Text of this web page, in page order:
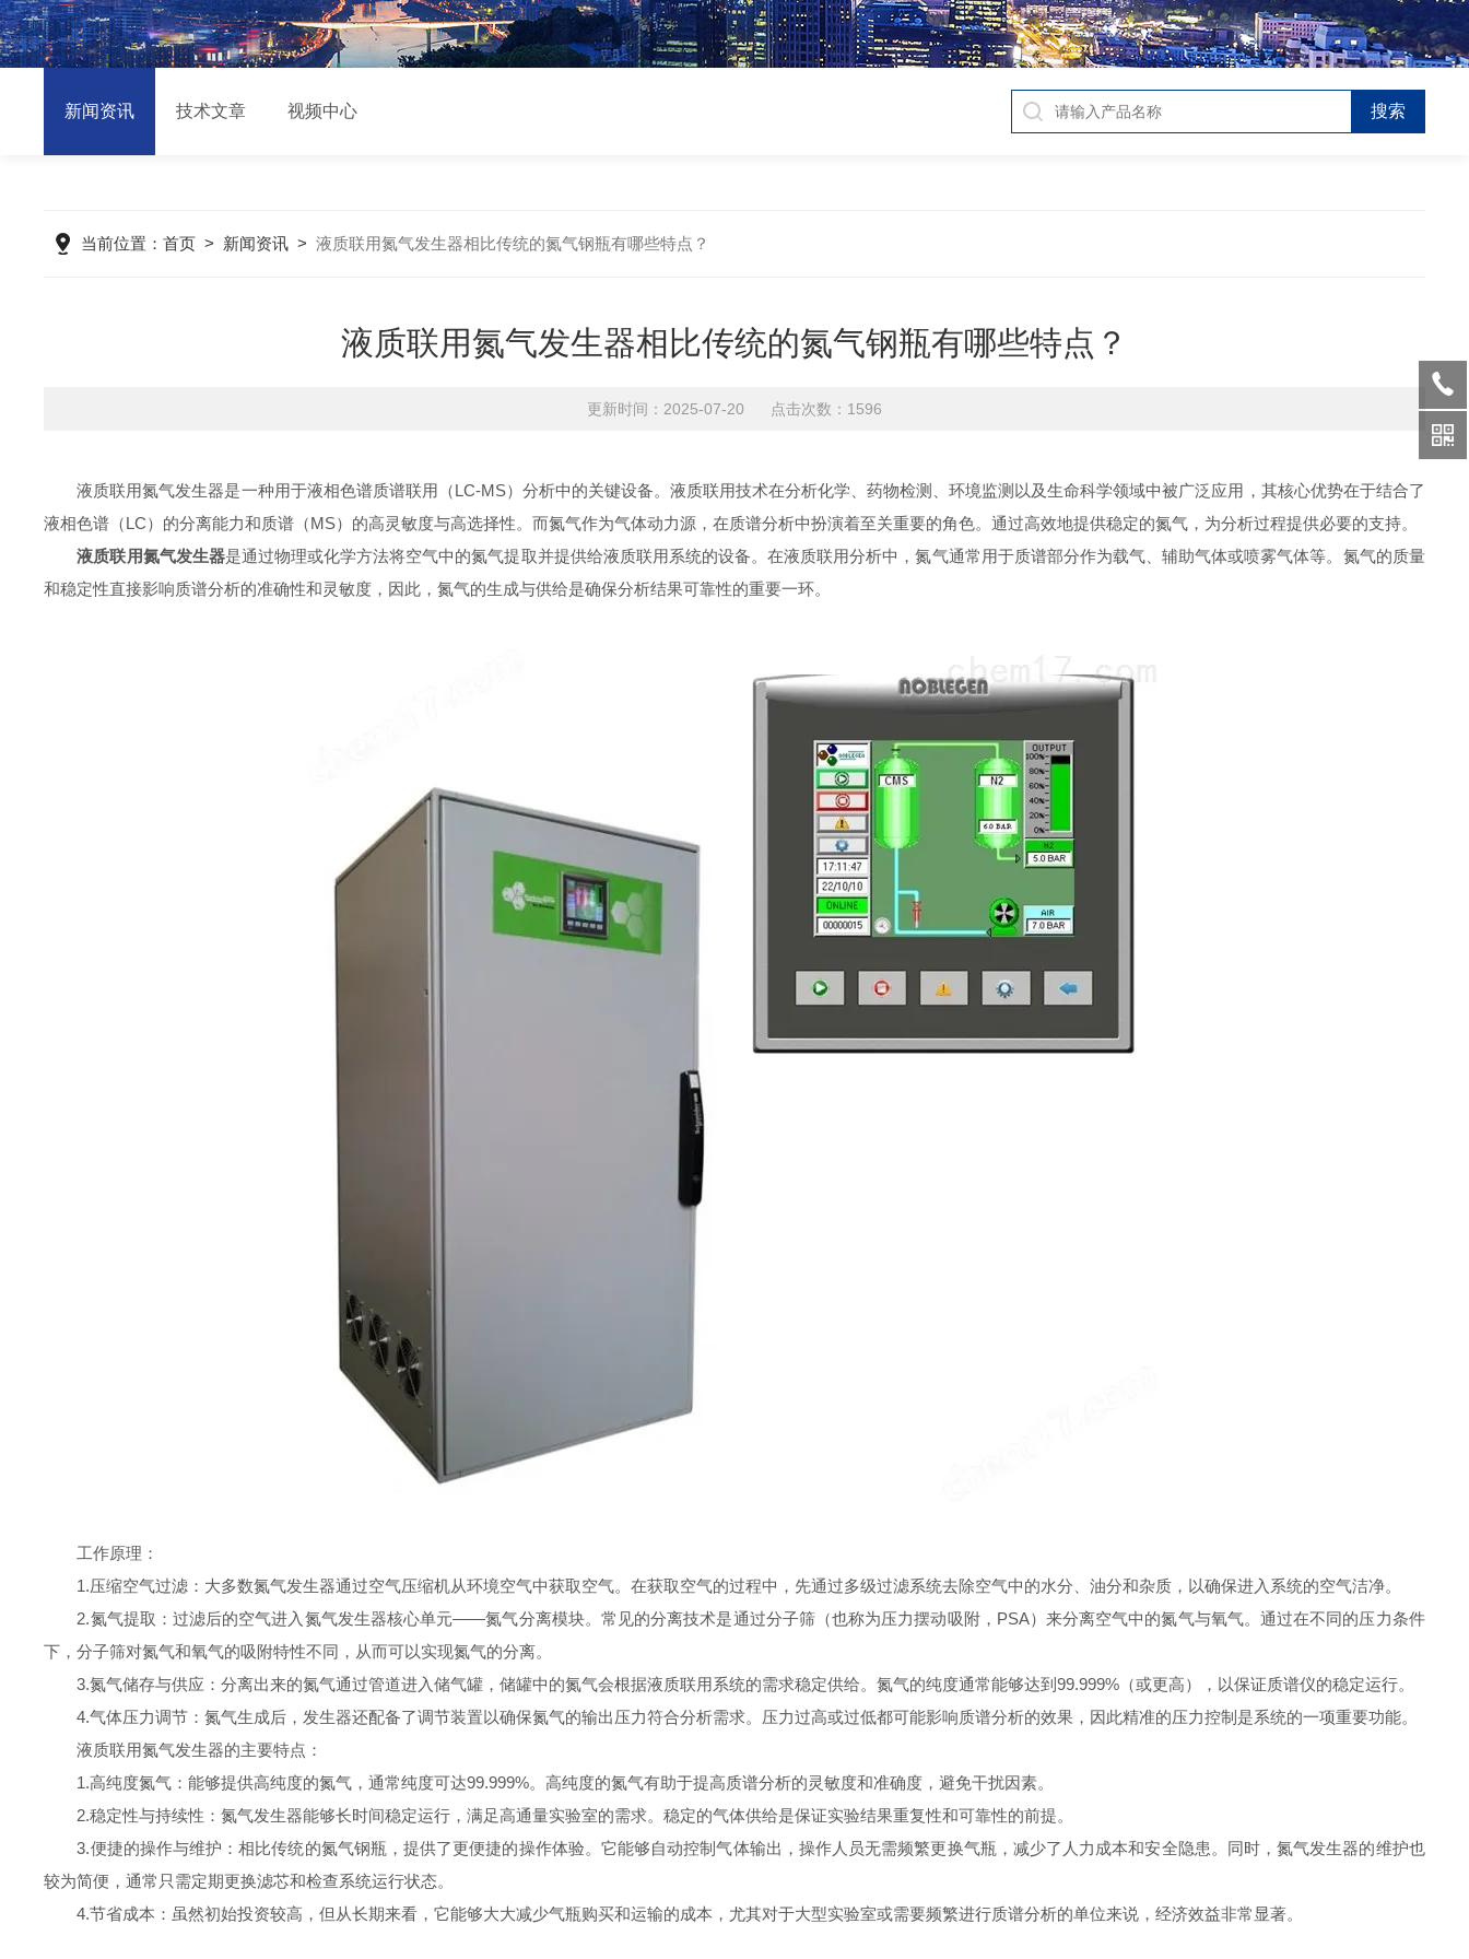
新闻资讯 技术文章 视频中心
当前位置：首页 > 新闻资讯 >液质联用氮气发生器相比传统的氮气钢瓶有哪些特点？
液质联用氮气发生器相比传统的氮气钢瓶有哪些特点？
更新时间：2025-07-20 点击次数：1596
液质联用氮气发生器是一种用于液相色谱质谱联用（LC-MS）分析中的关键设备。液质联用技术在分析化学、药物检测、环境监测以及生命科学领域中被广泛应用，其核心优势在于结合了
液相色谱（LC）的分离能力和质谱（MS）的高灵敏度与高选择性。而氮气作为气体动力源，在质谱分析中扮演着至关重要的角色。通过高效地提供稳定的氮气，为分析过程提供必要的支持。
液质联用氮气发生器是通过物理或化学方法将空气中的氮气提取并提供给液质联用系统的设备。在液质联用分析中，氮气通常用于质谱部分作为载气、辅助气体或喷雾气体等。氮气的质量
和稳定性直接影响质谱分析的准确性和灵敏度，因此，氮气的生成与供给是确保分析结果可靠性的重要一环。
工作原理：
1.压缩空气过滤：大多数氮气发生器通过空气压缩机从环境空气中获取空气。在获取空气的过程中，先通过多级过滤系统去除空气中的水分、油分和杂质，以确保进入系统的空气洁净。
2.氮气提取：过滤后的空气进入氮气发生器核心单元——氮气分离模块。常见的分离技术是通过分子筛（也称为压力摆动吸附，PSA）来分离空气中的氮气与氧气。通过在不同的压力条件
下，分子筛对氮气和氧气的吸附特性不同，从而可以实现氮气的分离。
3.氮气储存与供应：分离出来的氮气通过管道进入储气罐，储罐中的氮气会根据液质联用系统的需求稳定供给。氮气的纯度通常能够达到99.999%（或更高），以保证质谱仪的稳定运行。
4.气体压力调节：氮气生成后，发生器还配备了调节装置以确保氮气的输出压力符合分析需求。压力过高或过低都可能影响质谱分析的效果，因此精准的压力控制是系统的一项重要功能。
液质联用氮气发生器的主要特点：
1.高纯度氮气：能够提供高纯度的氮气，通常纯度可达99.999%。高纯度的氮气有助于提高质谱分析的灵敏度和准确度，避免干扰因素。
2.稳定性与持续性：氮气发生器能够长时间稳定运行，满足高通量实验室的需求。稳定的气体供给是保证实验结果重复性和可靠性的前提。
3.便捷的操作与维护：相比传统的氮气钢瓶，提供了更便捷的操作体验。它能够自动控制气体输出，操作人员无需频繁更换气瓶，减少了人力成本和安全隐患。同时，氮气发生器的维护也
较为简便，通常只需定期更换滤芯和检查系统运行状态。
4.节省成本：虽然初始投资较高，但从长期来看，它能够大大减少气瓶购买和运输的成本，尤其对于大型实验室或需要频繁进行质谱分析的单位来说，经济效益非常显著。